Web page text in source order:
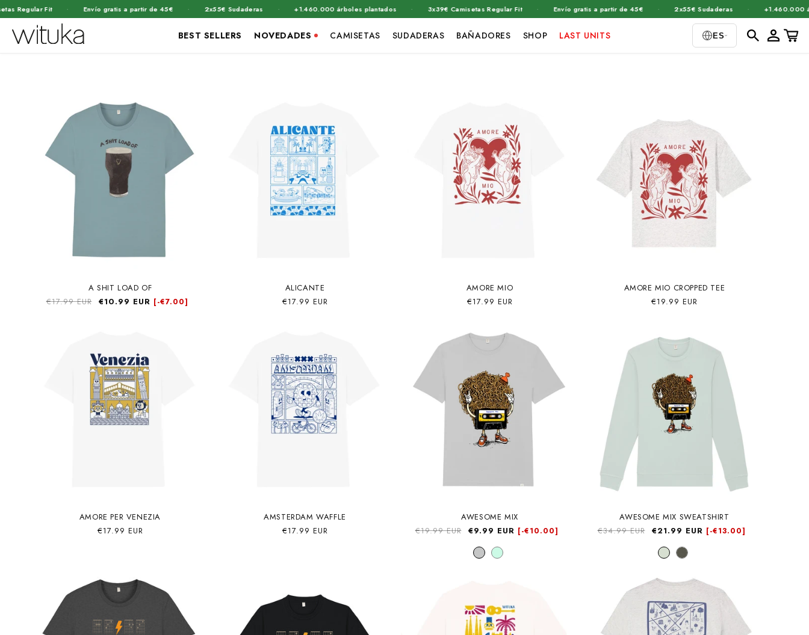
· Envío gratis a partir de 45€ · 2x55€ Sudaderas · +1.460.000 árboles plantados · 3x39€ Camisetas Regular Fit · Envío gratis a partir de 45€ · 2x55€ Sudaderas · +1.460.000 árboles plantados
BEST SELLERS NOVEDADES CAMISETAS SUDADERAS BAÑADORES SHOP LAST UNITS ES Iniciar
sesiónCarrito
A SHIT LOAD OF
Precio
€17.99 EUR
Precio
€10.99 EUR [-€7.00]
ALICANTE
Precio
€17.99 EUR
AMORE MIO
Precio
€17.99 EUR
AMORE MIO CROPPED TEE
Precio
€19.99 EUR
AMORE PER VENEZIA
Precio
€17.99 EUR
AMSTERDAM WAFFLE
Precio
€17.99 EUR
AWESOME MIX
Precio
€19.99 EUR
Precio
oferta
€9.99 EUR [-€10.00]
AWESOME MIX SWEATSHIRT
Precio
€34.99 EUR
Precio
oferta
€21.99 EUR [-€13.00]